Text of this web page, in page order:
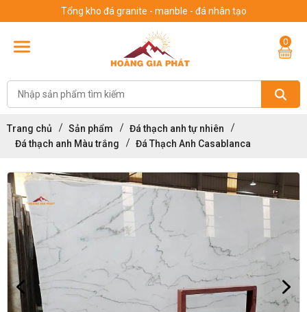
Tổng kho đá granite - manble - đá nhân tạo
0
Trang chủ Sản phẩm
Đá thạch anh tự nhiên
Đá thạch anh Màu trắng
Đá Thạch Anh Casablanca